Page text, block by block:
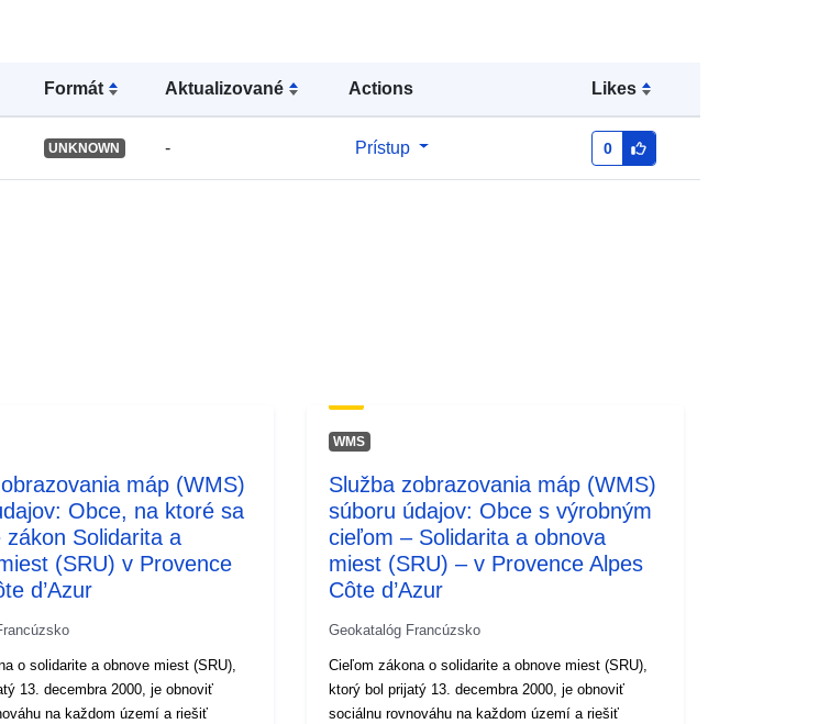
Formát Aktualizované Actions Likes
UNKNOWN - Prístup 0
4dc4-8ebf-3b00b69d0dec
http://data.europa.eu/88u/dataset/fr-
120066022-srv-c5d658a2-811e-
4ce3-814e-a73bafa4e392
máp (WMS)
Obce, na ktoré sa
zákon Solidarita a
(SRU) v Provence
d’Azur
o solidarite a obnove miest (SRU),
13. decembra 2000, je obnoviť
na každom území a riešiť
WMS
Služba zobrazovania máp (WMS)
súboru údajov: Obce s výrobným
cieľom – Solidarita a obnova
miest (SRU) – v Provence Alpes
Côte d’Azur
Geokatalóg Francúzsko
Cieľom zákona o solidarite a obnove miest (SRU),
ktorý bol prijatý 13. decembra 2000, je obnoviť
sociálnu rovnováhu na každom území a riešiť